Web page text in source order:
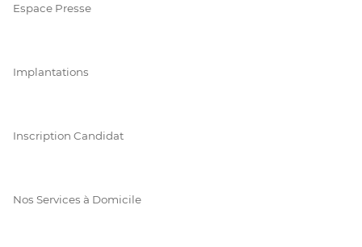
Espace Presse
Implantations
Inscription Candidat
Nos Services à Domicile